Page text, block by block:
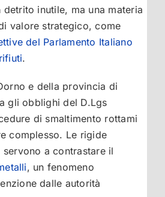
inutile, ma una materia
valore strategico, come
del Parlamento Italiano
.
e della provincia di
gli obblighi del D.Lgs
di smaltimento rottami
complesso. Le rigide
a contrastare il
, un fenomeno
dalle autorità